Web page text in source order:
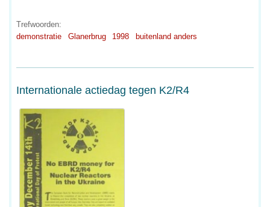
Trefwoorden:
demonstratie
Glanerbrug 1998 buitenland anders
Internationale actiedag tegen K2/R4